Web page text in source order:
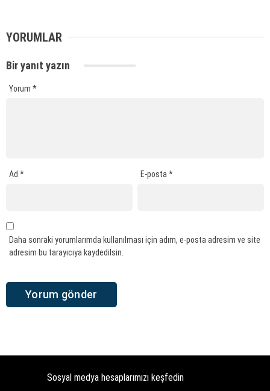
YORUMLAR
Bir yanıt yazın
Yorum *
Ad * E-posta*
Daha sonraki yorumlarımda kullanılması için adım, e-posta adresim ve site
adresim bu tarayıcıya kaydedilsin.
Sosyal medya hesaplarımızı keşfedin